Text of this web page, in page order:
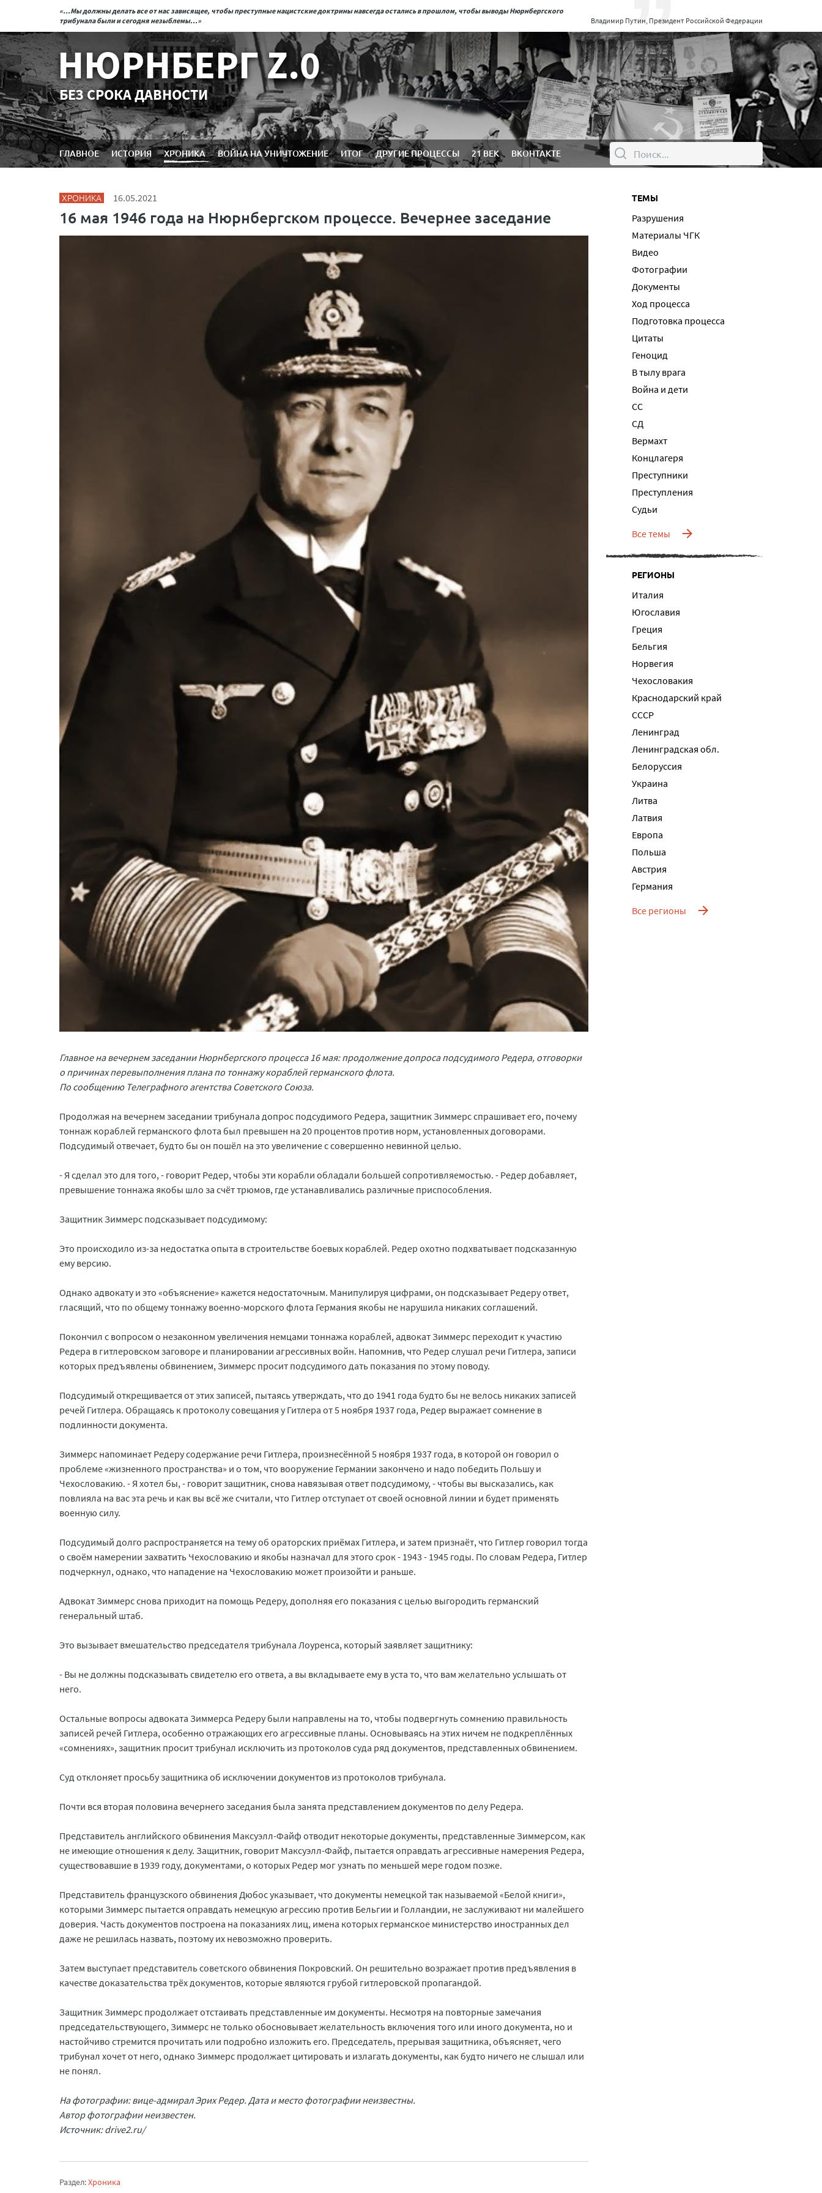
«...Мы должны делать все от нас зависящее, чтобы преступные нацистские доктрины навсегда остались в прошлом, чтобы выводы Нюрнбергского
трибунала были и сегодня незыблемы...»
Владимир Путин, Президент Российской Федерации
НЮРНБЕРГ Z.0
БЕЗ СРОКА ДАВНОСТИ
ГЛАВНОЕ ИСТОРИЯ ХРОНИКА ВОЙНА НА УНИЧТОЖЕНИЕ ИТОГ ДРУГИЕ ПРОЦЕССЫ 21 ВЕК ВКОНТАКТЕ
ХРОНИКА 16.05.2021
16 мая 1946 года на Нюрнбергском процессе. Вечернее заседание
Главное на вечернем заседании Нюрнбергского процесса 16 мая: продолжение допроса подсудимого Редера, отговорки
о причинах перевыполнения плана по тоннажу кораблей германского флота.
По сообщению Телеграфного агентства Советского Союза.
Продолжая на вечернем заседании трибунала допрос подсудимого Редера, защитник Зиммерс спрашивает его, почему
тоннаж кораблей германского флота был превышен на 20 процентов против норм, установленных договорами.
Подсудимый отвечает, будто бы он пошёл на это увеличение с совершенно невинной целью.
- Я сделал это для того, - говорит Редер, чтобы эти корабли обладали большей сопротивляемостью. - Редер добавляет,
превышение тоннажа якобы шло за счёт трюмов, где устанавливались различные приспособления.
Защитник Зиммерс подсказывает подсудимому:
Это происходило из-за недостатка опыта в строительстве боевых кораблей. Редер охотно подхватывает подсказанную
ему версию.
Однако адвокату и это «объяснение» кажется недостаточным. Манипулируя цифрами, он подсказывает Редеру ответ,
гласящий, что по общему тоннажу военно-морского флота Германия якобы не нарушила никаких соглашений.
Покончил с вопросом о незаконном увеличения немцами тоннажа кораблей, адвокат Зиммерс переходит к участию
Редера в гитлеровском заговоре и планировании агрессивных войн. Напомнив, что Редер слушал речи Гитлера, записи
которых предъявлены обвинением, Зиммерс просит подсудимого дать показания по этому поводу.
Подсудимый открещивается от этих записей, пытаясь утверждать, что до 1941 года будто бы не велось никаких записей
речей Гитлера. Обращаясь к протоколу совещания у Гитлера от 5 ноября 1937 года, Редер выражает сомнение в
подлинности документа.
Зиммерс напоминает Редеру содержание речи Гитлера, произнесённой 5 ноября 1937 года, в которой он говорил о
проблеме «жизненного пространства» и о том, что вооружение Германии закончено и надо победить Польшу и
Чехословакию. - Я хотел бы, - говорит защитник, снова навязывая ответ подсудимому, - чтобы вы высказались, как
повлияла на вас эта речь и как вы всё же считали, что Гитлер отступает от своей основной линии и будет применять
военную силу.
Подсудимый долго распространяется на тему об ораторских приёмах Гитлера, и затем признаёт, что Гитлер говорил тогда
о своём намерении захватить Чехословакию и якобы назначал для этого срок - 1943 - 1945 годы. По словам Редера, Гитлер
подчеркнул, однако, что нападение на Чехословакию может произойти и раньше.
Адвокат Зиммерс снова приходит на помощь Редеру, дополняя его показания с целью выгородить германский
генеральный штаб.
Это вызывает вмешательство председателя трибунала Лоуренса, который заявляет защитнику:
- Вы не должны подсказывать свидетелю его ответа, а вы вкладываете ему в уста то, что вам желательно услышать от
него.
Остальные вопросы адвоката Зиммерса Редеру были направлены на то, чтобы подвергнуть сомнению правильность
записей речей Гитлера, особенно отражающих его агрессивные планы. Основываясь на этих ничем не подкреплённых
«сомнениях», защитник просит трибунал исключить из протоколов суда ряд документов, представленных обвинением.
Суд отклоняет просьбу защитника об исключении документов из протоколов трибунала.
Почти вся вторая половина вечернего заседания была занята представлением документов по делу Редера.
Представитель английского обвинения Максуэлл-Файф отводит некоторые документы, представленные Зиммерсом, как
не имеющие отношения к делу. Защитник, говорит Максуэлл-Файф, пытается оправдать агрессивные намерения Редера,
существовавшие в 1939 году, документами, о которых Редер мог узнать по меньшей мере годом позже.
Представитель французского обвинения Дюбос указывает, что документы немецкой так называемой «Белой книги»,
которыми Зиммерс пытается оправдать немецкую агрессию против Бельгии и Голландии, не заслуживают ни малейшего
доверия. Часть документов построена на показаниях лиц, имена которых германское министерство иностранных дел
даже не решилась назвать, поэтому их невозможно проверить.
Затем выступает представитель советского обвинения Покровский. Он решительно возражает против предъявления в
качестве доказательства трёх документов, которые являются грубой гитлеровской пропагандой.
Защитник Зиммерс продолжает отстаивать представленные им документы. Несмотря на повторные замечания
председательствующего, Зиммерс не только обосновывает желательность включения того или иного документа, но и
настойчиво стремится прочитать или подробно изложить его. Председатель, прерывая защитника, объясняет, чего
трибунал хочет от него, однако Зиммерс продолжает цитировать и излагать документы, как будто ничего не слышал или
не понял.
На фотографии: вице-адмирал Эрих Редер. Дата и место фотографии неизвестны.
Автор фотографии неизвестен.
Источник: drive2.ru/
Раздел:Хроника
ТЕМЫ
Разрушения
Материалы ЧГК
Видео
Фотографии
Документы
Ход процесса
Подготовка процесса
Цитаты
Геноцид
В тылу врага
Война и дети
СС
СД
Вермахт
Концлагеря
Преступники
Преступления
Судьи
Все темы
РЕГИОНЫ
Италия
Югославия
Греция
Бельгия
Норвегия
Чехословакия
Краснодарский край
СССР
Ленинград
Ленинградская обл.
Белоруссия
Украина
Литва
Латвия
Европа
Польша
Австрия
Германия
Все регионы